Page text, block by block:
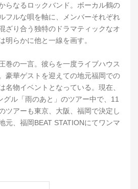
らなるロックバンド。ボーカル鶴の
フルな唄を軸に、メンバーそれぞれ
ざり合う独特のドラマティックなオ
明らかに他と一線を画す。
巻の一言。彼らを一度ライブハウス
豪華ゲストを迎えての地元福岡での
名物イベントとなっている。現在、
グル「雨のあと」のツアー中で、11
ツアーも東京、大阪、福岡で決定し
元、福岡BEAT STATIONにてワンマ